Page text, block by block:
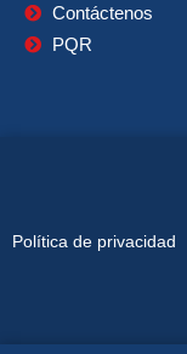
Contáctenos
PQR
Política de privacidad